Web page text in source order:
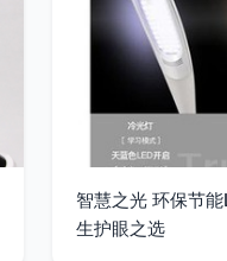
智慧之光 环保节
生护眼之选